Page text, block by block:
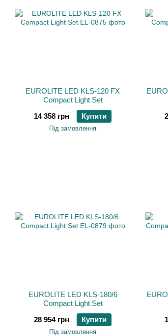
EUROLITE LED KLS-120 FX
Compact Light Set
14 358 грн
Купити
Під замовлення
EUROLITE LED KLS-180/6
Compact Light Set
28 954 грн
Купити
Під замовлення